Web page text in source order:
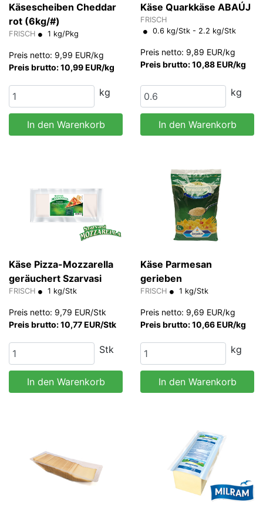
Käsescheiben Cheddar
rot (6kg/#)
FRISCH 1 kg/Pkg
Preis netto: 9,99 EUR/kg
Preis brutto: 10,99 EUR/kg
kg
In den Warenkorb
Käse Quarkkäse ABAÚJ
FRISCH
0.6 kg/Stk - 2.2 kg/Stk
Preis netto: 9,89 EUR/kg
Preis brutto: 10,88 EUR/kg
kg
In den Warenkorb
Käse Pizza-Mozzarella
geräuchert Szarvasi
FRISCH 1 kg/Stk
Preis netto: 9,79 EUR/Stk
Preis brutto: 10,77 EUR/Stk
Stk
In den Warenkorb
Käse Parmesan
gerieben
FRISCH 1 kg/Stk
Preis netto: 9,69 EUR/kg
Preis brutto: 10,66 EUR/kg
kg
In den Warenkorb